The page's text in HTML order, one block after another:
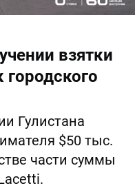
взятки
Гулистана
$50 тыс.
части суммы